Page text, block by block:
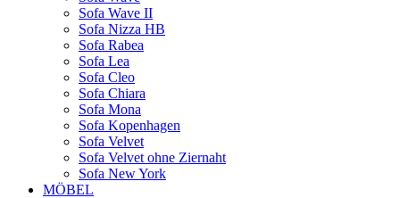
Sofa Wave II
Sofa Nizza HB
Sofa Rabea
Sofa Lea
Sofa Cleo
Sofa Chiara
Sofa Mona
Sofa Kopenhagen
Sofa Velvet
Sofa Velvet ohne Ziernaht
Sofa New York
MÖBEL